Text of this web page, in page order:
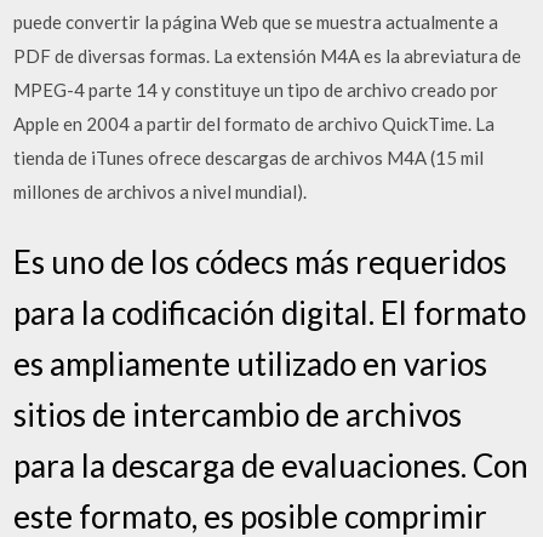
puede convertir la página Web que se muestra actualmente a
PDF de diversas formas. La extensión M4A es la abreviatura de
MPEG-4 parte 14 y constituye un tipo de archivo creado por
Apple en 2004 a partir del formato de archivo QuickTime. La
tienda de iTunes ofrece descargas de archivos M4A (15 mil
millones de archivos a nivel mundial).
Es uno de los códecs más requeridos
para la codificación digital. El formato
es ampliamente utilizado en varios
sitios de intercambio de archivos
para la descarga de evaluaciones. Con
este formato, es posible comprimir